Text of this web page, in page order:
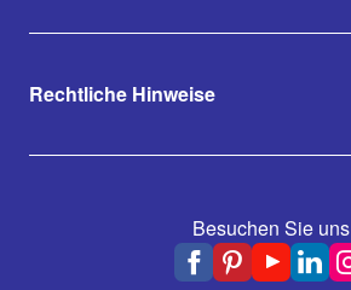
Rechtliche Hinweise
Besuchen Sie uns